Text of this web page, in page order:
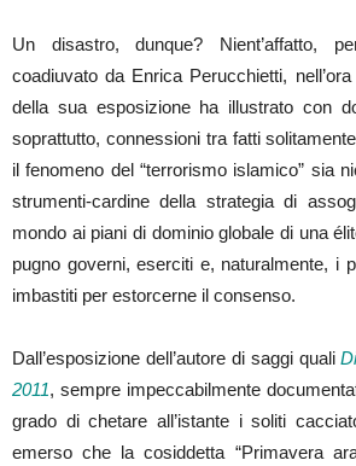
Un disastro, dunque? Nient’affatto,
coadiuvato da Enrica Perucchietti,
della sua esposizione ha illustrato con
soprattutto, connessioni tra fatti
il fenomeno del “terrorismo islamico” sia
strumenti-cardine della strategia di
mondo ai piani di dominio globale di una
pugno governi, eserciti e, naturalmente, i
imbastiti per estorcerne il consenso.
Dall’esposizione dell’autore di saggi quali
2011, sempre impeccabilmente
grado di chetare all’istante i soliti
emerso che la cosiddetta “Primavera